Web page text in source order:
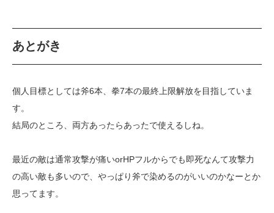
あとがき
個人目標としては斧6本、拳7本の最終上限解放を目指していま
す。
結局のところ、両方あったらあったで使えるしね。
最近の敵は通常攻撃が痛いorHPフルからでも即死なんて攻撃力
の高い敵も多いので、やっぱり斧で染めるのがいいのかなーとか
思ってます。